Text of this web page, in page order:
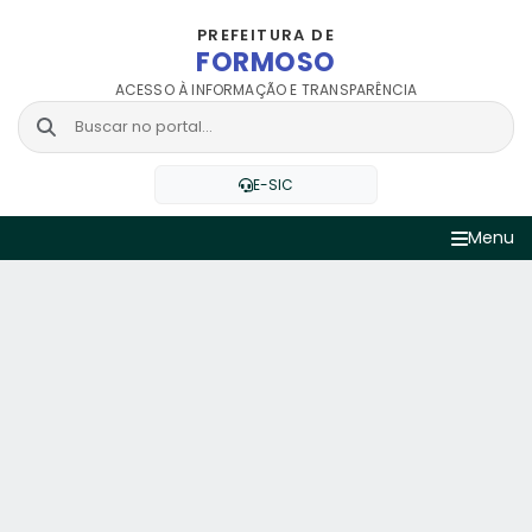
PREFEITURA DE
FORMOSO
ACESSO À INFORMAÇÃO E TRANSPARÊNCIA
E-SIC
Menu